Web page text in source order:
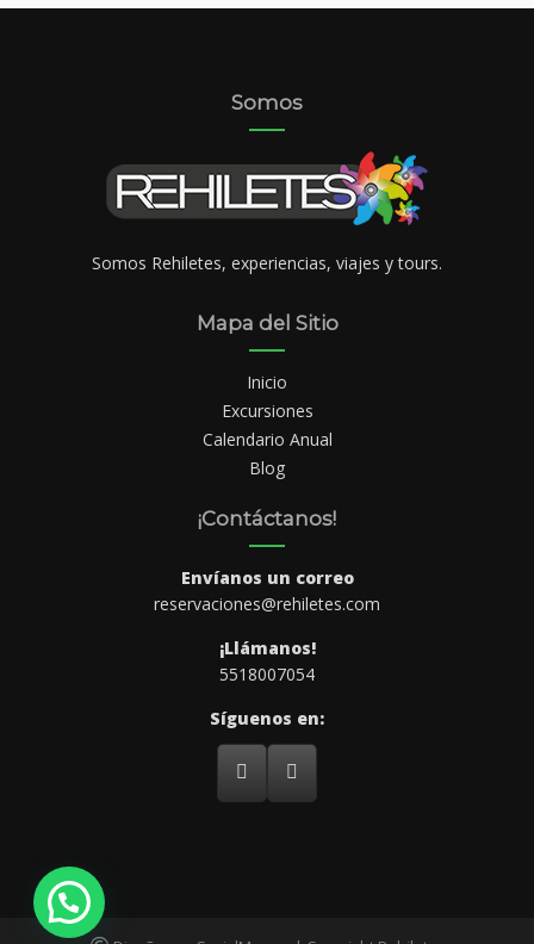
Somos
Somos Rehiletes, experiencias, viajes y tours.
Mapa del Sitio
Inicio
Excursiones
Calendario Anual
Blog
¡Contáctanos!
Envíanos un correo
reservaciones@rehiletes.com
¡Llámanos!
5518007054
Síguenos en: